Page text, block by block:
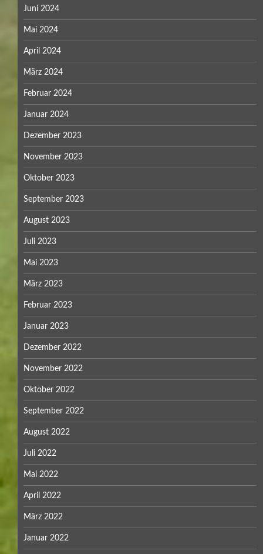
Juni 2024
Mai 2024
April 2024
März 2024
Februar 2024
Januar 2024
Dezember 2023
November 2023
Oktober 2023
September 2023
August 2023
Juli 2023
Mai 2023
März 2023
Februar 2023
Januar 2023
Dezember 2022
November 2022
Oktober 2022
September 2022
August 2022
Juli 2022
Mai 2022
April 2022
März 2022
Januar 2022